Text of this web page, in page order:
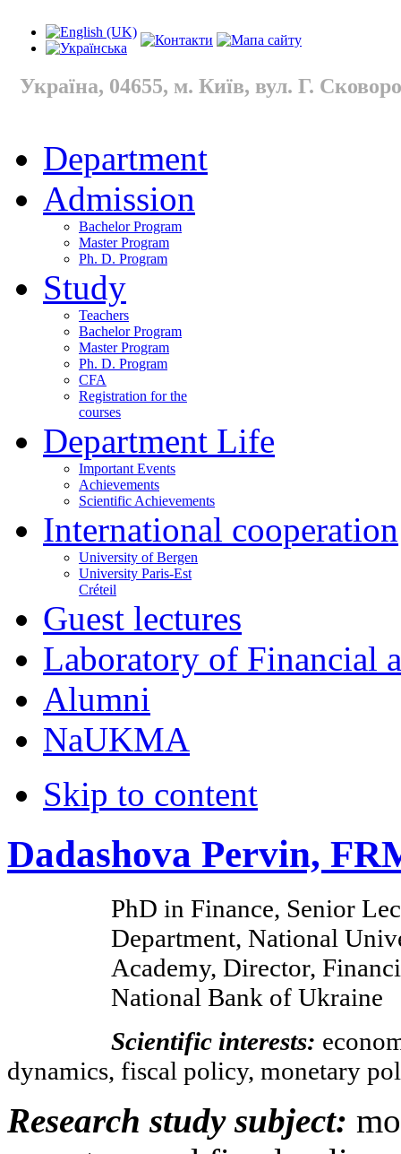
Україна, 04655, м. Київ, вул. Г.
Department
Admission
Bachelor Program
Master Program
Ph. D. Program
Study
Teachers
Bachelor Program
Master Program
Ph. D. Program
CFA
Registration for the
courses
Department Life
Important Events
Achievements
Scientific Achievements
International cooperation
University of Bergen
University Paris-Est
Créteil
Guest lectures
Laboratory of Financial
Alumni
NaUKMA
Skip to content
Dadashova Pervin,
PhD in Finance, Senior
Department, National
Academy, Director,
National Bank of Ukraine
Scientific interests:
dynamics, fiscal policy, monetary
Research study subject: